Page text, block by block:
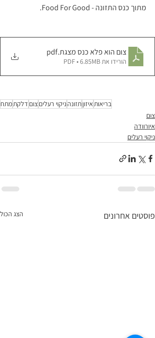
מתוך כנס התזונה - Food For Good.
צום הוא פלא כנס מצגת.pdf
הורידו את PDF • 6.85MB
בריאות איזוןתזונהניקוי רעליםצום דלקתמתח
צום
איורוודה
ניקוי רעלים
פוסטים אחרונים הצג הכול